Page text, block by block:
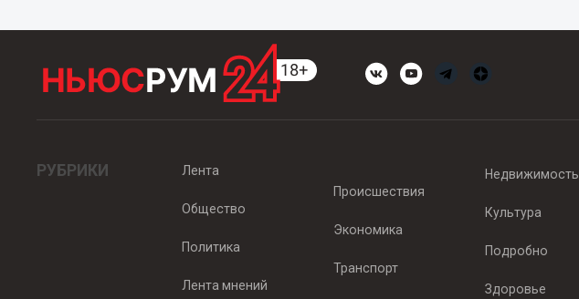
РУБРИКИ Лента
Общество
Политика
Лента мнений
Происшествия
Экономика
Транспорт
Недвижимость
Культура
Подробно
Здоровье